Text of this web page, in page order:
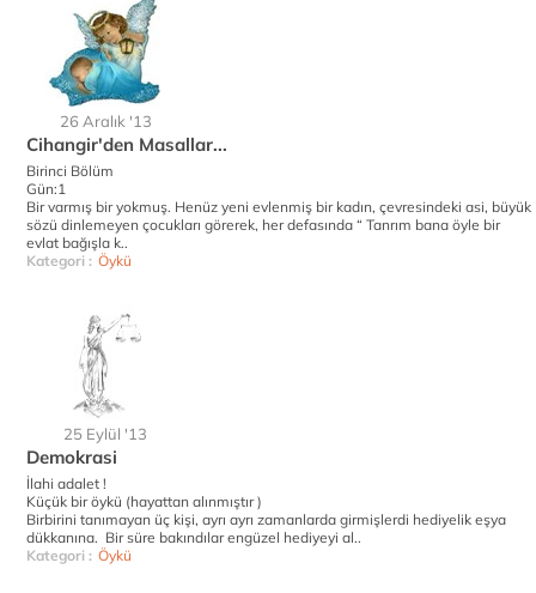
26 Aralık '13
Cihangir'den Masallar...
Birinci Bölüm
Gün:1
Bir varmış bir yokmuş. Henüz yeni evlenmiş bir kadın, çevresindeki asi, büyük
sözü dinlemeyen çocukları görerek, her defasında “ Tanrım bana öyle bir
evlat bağışla k..
Kategori : Öykü
25 Eylül '13
Demokrasi
İlahi adalet !
Küçük bir öykü (hayattan alınmıştır )
Birbirini tanımayan üç kişi, ayrı ayrı zamanlarda girmişlerdi hediyelik eşya
dükkanına. Bir süre bakındılar engüzel hediyeyi al..
Kategori : Öykü